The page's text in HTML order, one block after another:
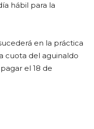
hábil para la
en la práctica
cuota del aguinaldo
el 18 de